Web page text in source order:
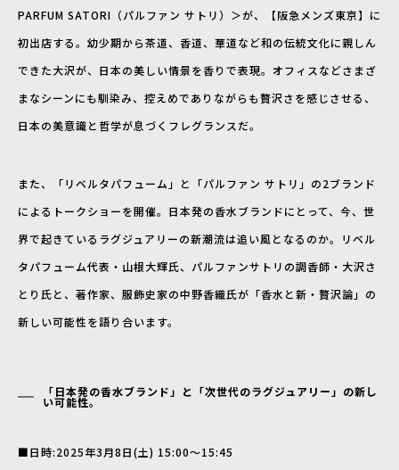
PARFUM SATORI（パルファン サトリ）＞が、【阪急メンズ東京】に
初出店する。幼少期から茶道、香道、華道など和の伝統文化に親しん
できた大沢が、日本の美しい情景を香りで表現。オフィスなどさまざ
まなシーンにも馴染み、控えめでありながらも贅沢さを感じさせる、
日本の美意識と哲学が息づくフレグランスだ。
また、「リベルタパフューム」と「パルファン サトリ」の2ブランド
によるトークショーを開催。日本発の香水ブランドにとって、今、世
界で起きているラグジュアリーの新潮流は追い風となるのか。リベル
タパフューム代表・山根大輝氏、パルファンサトリの調香師・大沢さ
とり氏と、著作家、服飾史家の中野香織氏が「香水と新・贅沢論」の
新しい可能性を語り合います。
「日本発の香水ブランド」と「次世代のラグジュアリー」の新し
い可能性。
■日時:2025年3月8日(土) 15:00～15:45